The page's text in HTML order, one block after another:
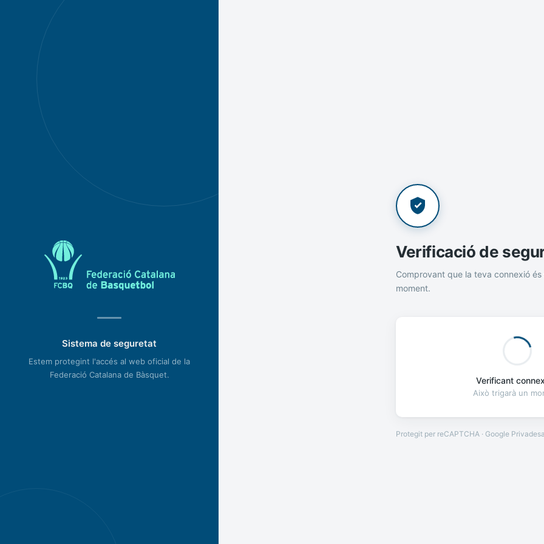
Sistema de seguretat
Estem protegint l'accés al web oficial de la
Federació Catalana de Bàsquet.
Verificació de
Comprovant que la teva connexió és
moment.
Verificant
Això trigarà un
Protegit per reCAPTCHA · Google Privadesa